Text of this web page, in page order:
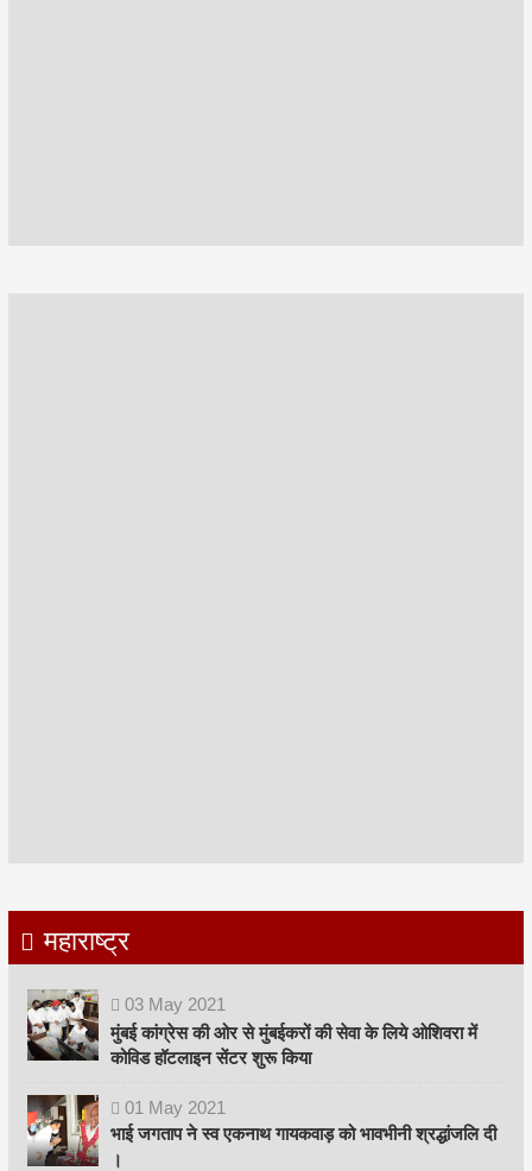
महाराष्ट्र
03 May 2021
मुंबई कांग्रेस की ओर से मुंबईकरों की सेवा के लिये ओशिवरा में
कोविड हॉटलाइन सेंटर शुरू किया
01 May 2021
भाई जगताप ने स्व एकनाथ गायकवाड़ को भावभीनी श्रद्धांजलि दी
।